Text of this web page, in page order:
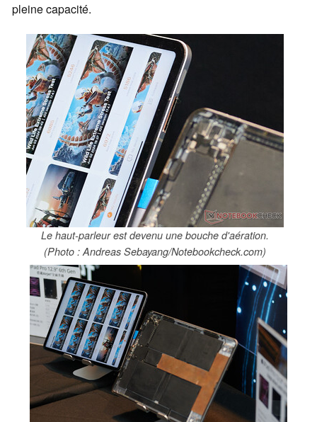
pleine capacité.
Le haut-parleur est devenu une bouche d'aération.
(Photo : Andreas Sebayang/Notebookcheck.com)